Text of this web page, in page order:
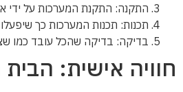
התקנה: התקנת המערכות על ידי
תכנות: תכנות המערכות כך
בדיקה: בדיקה שהכל עובד כמו
חוויה אישית: